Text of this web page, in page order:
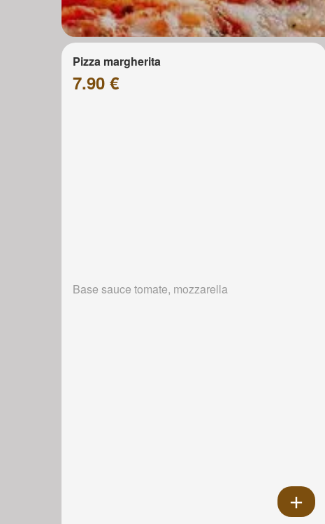
Pizza margherita
7.90 €
Base sauce tomate, mozzarella